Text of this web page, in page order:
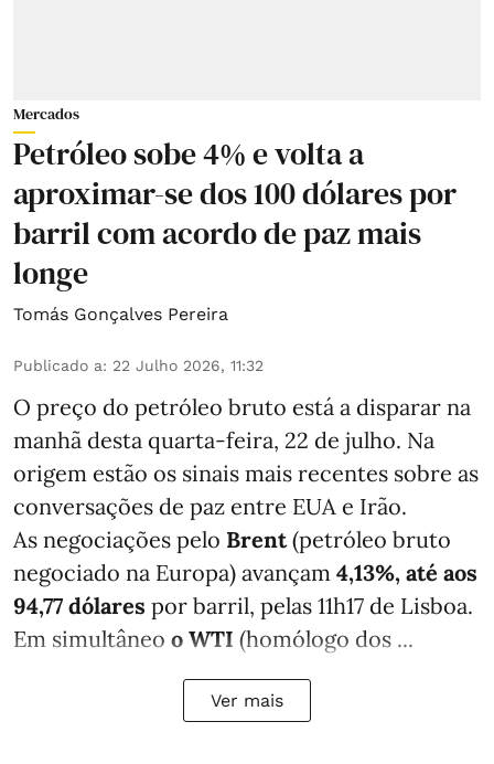
Mercados
Petróleo sobe 4% e volta a
aproximar-se dos 100 dólares por
barril com acordo de paz mais
longe
Tomás Gonçalves Pereira
Publicado a: 22 Julho 2026, 11:32
O preço do petróleo bruto está a disparar na
manhã desta quarta-feira, 22 de julho. Na
origem estão os sinais mais recentes sobre as
conversações de paz entre EUA e Irão.
As negociações pelo Brent(petróleo bruto
negociado na Europa) avançam 4,13%, até aos
94,77 dólares por barril, pelas 11h17 de Lisboa.
Em simultâneo o WTI (homólogo dos ...
Ver mais